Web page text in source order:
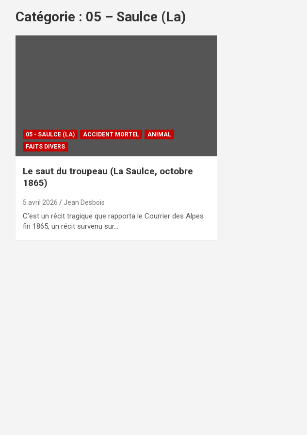
Catégorie : 05 – Saulce (La)
05 - SAULCE (LA) ACCIDENT MORTEL
ANIMAL
FAITS DIVERS
Le saut du troupeau (La Saulce, octobre
1865)
5 avril 2026 Jean Desbois
C’est un récit tragique que rapporta le Courrier des Alpes
fin 1865, un récit survenu sur…